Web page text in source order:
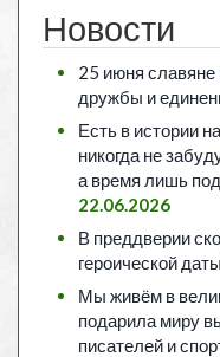
Новости
25 июня славяне
дружбы и
Есть в истории
никогда не
а время лишь
22.06.2026
В преддверии
героической
Мы живём в
подарила миру
писателей и